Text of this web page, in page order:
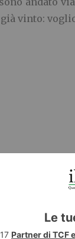
vinto: